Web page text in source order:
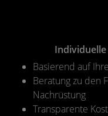
Basierend auf
Beratung zu den
Nachrüstung
Transparente